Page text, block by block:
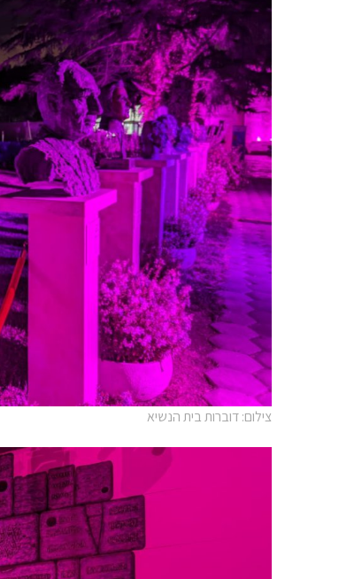
צילום: דוברות בית הנשיא